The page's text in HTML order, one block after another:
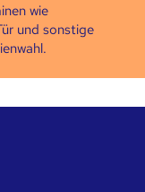
wie
und sonstige